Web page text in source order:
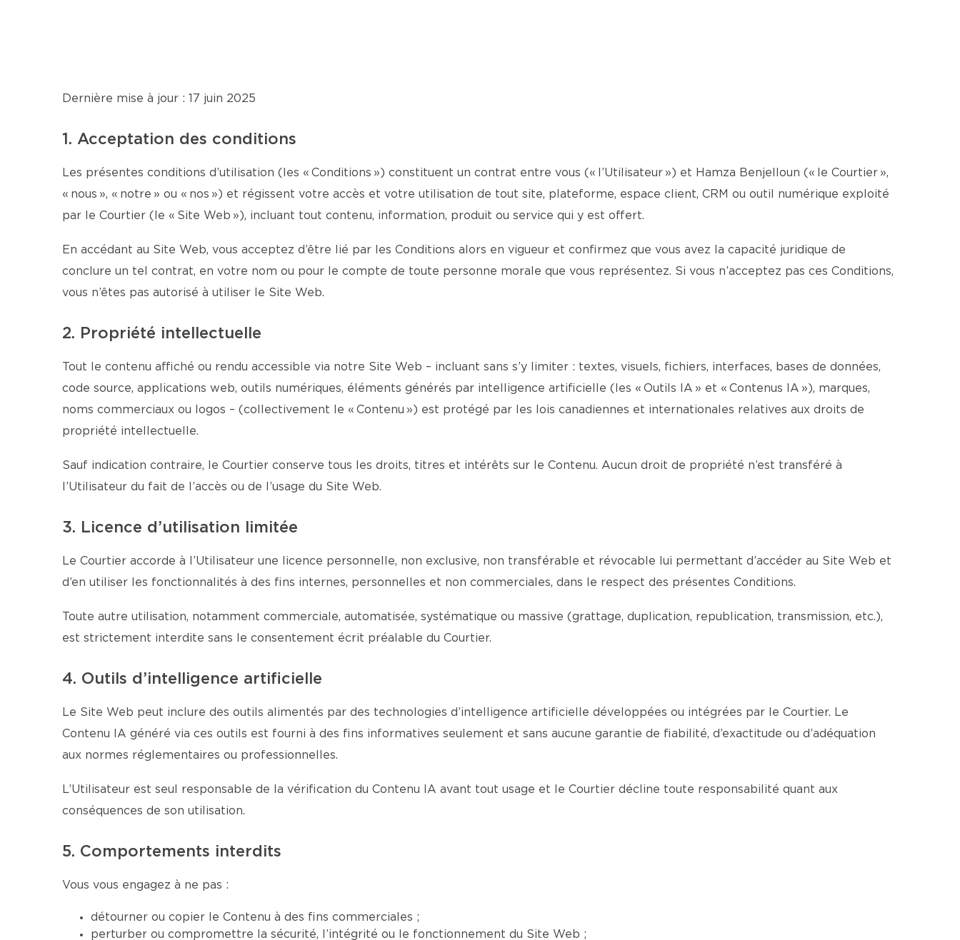
Dernière mise à jour : 17 juin 2025
1. Acceptation des conditions
Les présentes conditions d’utilisation (les « Conditions ») constituent un contrat entre vous (« l’Utilisateur ») et Hamza Benjelloun (« le Courtier »,
« nous », « notre » ou « nos ») et régissent votre accès et votre utilisation de tout site, plateforme, espace client, CRM ou outil numérique exploité
par le Courtier (le « Site Web »), incluant tout contenu, information, produit ou service qui y est offert.
En accédant au Site Web, vous acceptez d’être lié par les Conditions alors en vigueur et confirmez que vous avez la capacité juridique de
conclure un tel contrat, en votre nom ou pour le compte de toute personne morale que vous représentez. Si vous n’acceptez pas ces Conditions,
vous n’êtes pas autorisé à utiliser le Site Web.
2. Propriété intellectuelle
Tout le contenu affiché ou rendu accessible via notre Site Web – incluant sans s’y limiter : textes, visuels, fichiers, interfaces, bases de données,
code source, applications web, outils numériques, éléments générés par intelligence artificielle (les « Outils IA » et « Contenus IA »), marques,
noms commerciaux ou logos – (collectivement le « Contenu ») est protégé par les lois canadiennes et internationales relatives aux droits de
propriété intellectuelle.
Sauf indication contraire, le Courtier conserve tous les droits, titres et intérêts sur le Contenu. Aucun droit de propriété n’est transféré à
l’Utilisateur du fait de l’accès ou de l’usage du Site Web.
3. Licence d’utilisation limitée
Le Courtier accorde à l’Utilisateur une licence personnelle, non exclusive, non transférable et révocable lui permettant d’accéder au Site Web et
d’en utiliser les fonctionnalités à des fins internes, personnelles et non commerciales, dans le respect des présentes Conditions.
Toute autre utilisation, notamment commerciale, automatisée, systématique ou massive (grattage, duplication, republication, transmission, etc.),
est strictement interdite sans le consentement écrit préalable du Courtier.
4. Outils d’intelligence artificielle
Le Site Web peut inclure des outils alimentés par des technologies d’intelligence artificielle développées ou intégrées par le Courtier. Le
Contenu IA généré via ces outils est fourni à des fins informatives seulement et sans aucune garantie de fiabilité, d’exactitude ou d’adéquation
aux normes réglementaires ou professionnelles.
L’Utilisateur est seul responsable de la vérification du Contenu IA avant tout usage et le Courtier décline toute responsabilité quant aux
conséquences de son utilisation.
5. Comportements interdits
Vous vous engagez à ne pas :
détourner ou copier le Contenu à des fins commerciales ;
perturber ou compromettre la sécurité, l’intégrité ou le fonctionnement du Site Web ;